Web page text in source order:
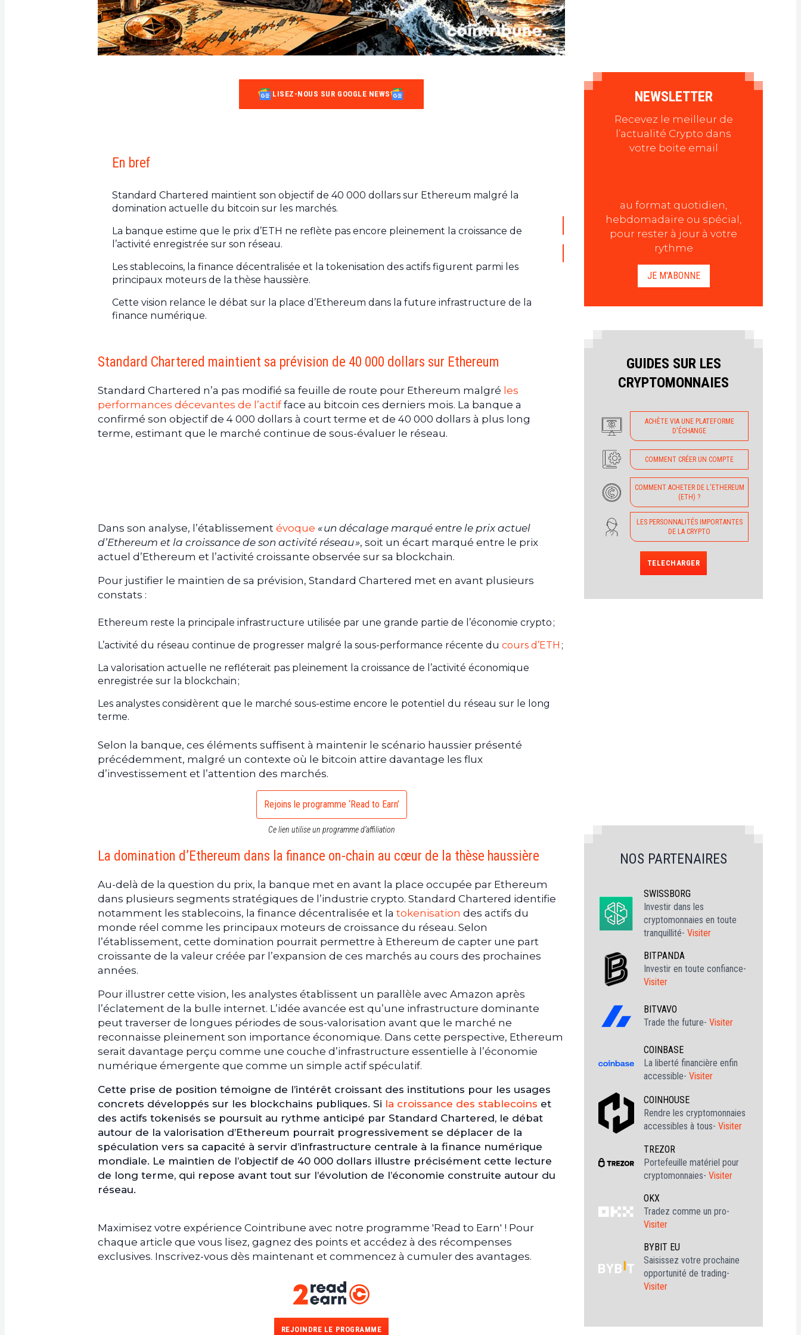
LISEZ-NOUS SUR GOOGLE NEWS
En bref
Standard Chartered maintient son objectif de 40 000 dollars sur Ethereum malgré la
domination actuelle du bitcoin sur les marchés.
La banque estime que le prix d’ETH ne reflète pas encore pleinement la croissance de
l’activité enregistrée sur son réseau.
Les stablecoins, la finance décentralisée et la tokenisation des actifs figurent parmi les
principaux moteurs de la thèse haussière.
Cette vision relance le débat sur la place d’Ethereum dans la future infrastructure de la
finance numérique.
Standard Chartered maintient sa prévision de 40 000 dollars sur Ethereum
Standard Chartered n’a pas modifié sa feuille de route pour Ethereum malgré les
performances décevantes de l’actifface au bitcoin ces derniers mois. La banque a
confirmé son objectif de 4 000 dollars à court terme et de 40 000 dollars à plus long
terme, estimant que le marché continue de sous-évaluer le réseau.
Dans son analyse, l’établissement évoque « un décalage marqué entre le prix actuel
d’Ethereum et la croissance de son activité réseau », soit un écart marqué entre le prix
actuel d’Ethereum et l’activité croissante observée sur sa blockchain.
Pour justifier le maintien de sa prévision, Standard Chartered met en avant plusieurs
constats :
Ethereum reste la principale infrastructure utilisée par une grande partie de l’économie crypto ;
L’activité du réseau continue de progresser malgré la sous-performance récente du cours d’ETH ;
La valorisation actuelle ne refléterait pas pleinement la croissance de l’activité économique
enregistrée sur la blockchain ;
Les analystes considèrent que le marché sous-estime encore le potentiel du réseau sur le long
terme.
Selon la banque, ces éléments suffisent à maintenir le scénario haussier présenté
précédemment, malgré un contexte où le bitcoin attire davantage les flux
d’investissement et l’attention des marchés.
Rejoins le programme ‘Read to Earn’
Ce lien utilise un programme d’affiliation
La domination d’Ethereum dans la finance on-chain au cœur de la thèse haussière
Au-delà de la question du prix, la banque met en avant la place occupée par Ethereum
dans plusieurs segments stratégiques de l’industrie crypto. Standard Chartered identifie
notamment les stablecoins, la finance décentralisée et la tokenisation des actifs du
monde réel comme les principaux moteurs de croissance du réseau. Selon
l’établissement, cette domination pourrait permettre à Ethereum de capter une part
croissante de la valeur créée par l’expansion de ces marchés au cours des prochaines
années.
Pour illustrer cette vision, les analystes établissent un parallèle avec Amazon après
l’éclatement de la bulle internet. L’idée avancée est qu’une infrastructure dominante
peut traverser de longues périodes de sous-valorisation avant que le marché ne
reconnaisse pleinement son importance économique. Dans cette perspective, Ethereum
serait davantage perçu comme une couche d’infrastructure essentielle à l’économie
numérique émergente que comme un simple actif spéculatif.
Cette prise de position témoigne de l’intérêt croissant des institutions pour les usages
concrets développés sur les blockchains publiques. Si la croissance des stablecoins et
des actifs tokenisés se poursuit au rythme anticipé par Standard Chartered, le débat
autour de la valorisation d’Ethereum pourrait progressivement se déplacer de la
spéculation vers sa capacité à servir d’infrastructure centrale à la finance numérique
mondiale. Le maintien de l’objectif de 40 000 dollars illustre précisément cette lecture
de long terme, qui repose avant tout sur l’évolution de l’économie construite autour du
réseau.
Maximisez votre expérience Cointribune avec notre programme 'Read to Earn' ! Pour
chaque article que vous lisez, gagnez des points et accédez à des récompenses
exclusives. Inscrivez-vous dès maintenant et commencez à cumuler des avantages.
REJOINDRE LE PROGRAMME
NEWSLETTER
Recevez le meilleur de
l’actualité Crypto dans
votre boite email
au format quotidien,
hebdomadaire ou spécial,
pour rester à jour à votre
rythme
JE M'ABONNE
GUIDES SUR LES
CRYPTOMONNAIES
ACHÈTE VIA UNE PLATEFORME
D'ÉCHANGE
COMMENT CRÉER UN COMPTE
COMMENT ACHETER DE L'ETHEREUM
(ETH) ?
LES PERSONNALITÉS IMPORTANTES
DE LA CRYPTO
TELECHARGER
NOS PARTENAIRES
SWISSBORG
Investir dans les
cryptomonnaies en toute
tranquillité- Visiter
BITPANDA
Investir en toute confiance-
Visiter
BITVAVO
Trade the future- Visiter
COINBASE
La liberté financière enfin
accessible- Visiter
COINHOUSE
Rendre les cryptomonnaies
accessibles à tous- Visiter
TREZOR
Portefeuille matériel pour
cryptomonnaies- Visiter
OKX
Tradez comme un pro-
Visiter
BYBIT EU
Saisissez votre prochaine
opportunité de trading-
Visiter